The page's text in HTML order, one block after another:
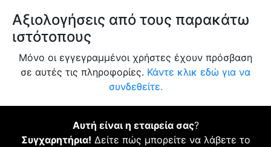
Αξιολογήσεις από τους παρακάτω
ιστότοπους
Μόνο οι εγγεγραμμένοι χρήστες έχουν πρόσβαση
σε αυτές τις πληροφορίες. Κάντε κλικ εδώ για να
συνδεθείτε.
Αυτή είναι η εταιρεία σας?
Συγχαρητήρια! Δείτε πώς μπορείτε να λάβετε το